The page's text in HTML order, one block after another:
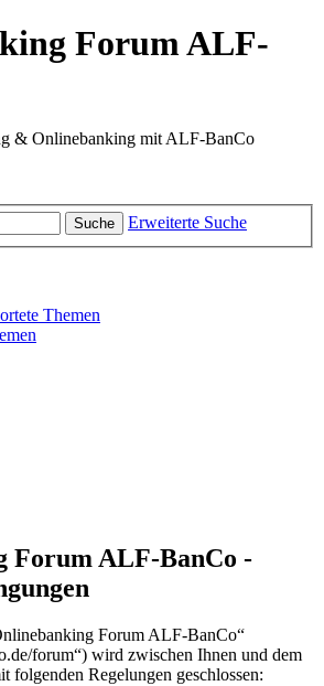
Forum ALF-
& Onlinebanking mit ALF-BanCo
Suche Erweiterte Suche
Themen
Forum ALF-BanCo -
Forum ALF-BanCo“
forum“) wird zwischen Ihnen und dem
folgenden Regelungen geschlossen: